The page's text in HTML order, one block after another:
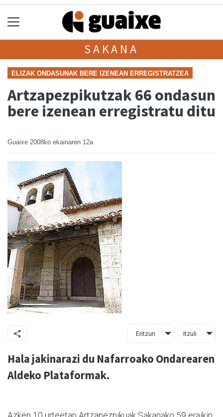
SAKANA
ELIZAK ONDASUNAK BERE IZENEAN ERREGISTRATZEA
Artzapezpikutzak 66 ondasun
bere izenean erregistratu ditu
Guaixe 2008ko ekainaren 12a
Entzun Itzuli
Hala jakinarazi du Nafarroako Ondarearen
Aldeko Plataformak.